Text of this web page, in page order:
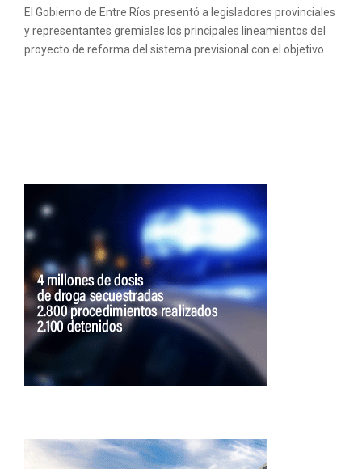
El Gobierno de Entre Ríos presentó a legisladores provinciales
y representantes gremiales los principales lineamientos del
proyecto de reforma del sistema previsional con el objetivo...